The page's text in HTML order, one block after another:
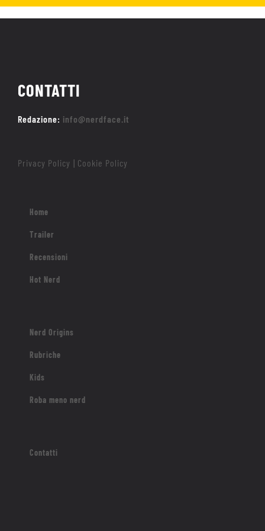
CONTATTI
Redazione: info@nerdface.it
Privacy Policy | Cookie Policy
Home
Trailer
Recensioni
Hot Nerd
Nerd Origins
Rubriche
Kids
Roba meno nerd
Contatti